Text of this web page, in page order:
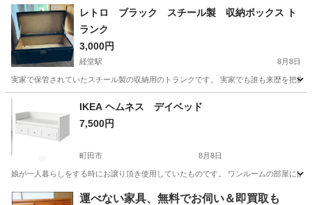
神奈川 藤沢市
レトロ ブラック スチール製 収納ボックス ト
ランク
3,000円
経堂駅 8月8日
実家で保管されていたスチール製の収納用のトランクです。 実家でも誰も来歴を把
収納家具
IKEA ヘムネス デイベッド
7,500円
町田市 8月8日
娘が一人暮らしをする時にお譲り頂き使用していたものです。 ワンルームの部屋に
東京 町田市 ベッド
運べない家具、無料でお伺い＆即買取も